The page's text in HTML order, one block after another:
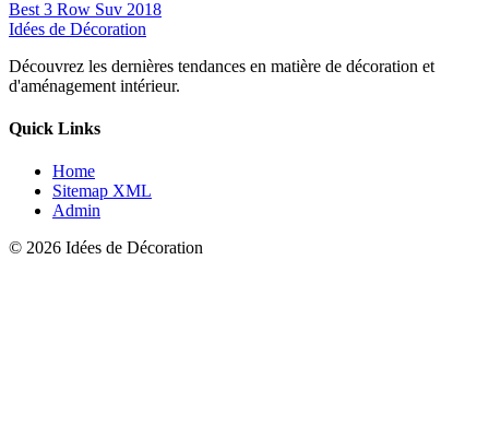
Best 3 Row Suv 2018
Idées de Décoration
Découvrez les dernières tendances en matière de décoration et
d'aménagement intérieur.
Quick Links
Home
Sitemap XML
Admin
© 2026 Idées de Décoration